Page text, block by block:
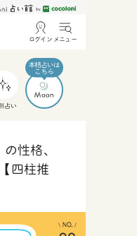
ログイン メニュー
占い
性格、
四柱推